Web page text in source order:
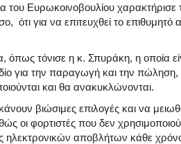
Ευρωκοινοβουλίου χαρακτήρισε
ότι για να επιτευχθεί το
όπως τόνισε η κ. Σπυράκη, η οποία
για την παραγωγή και την
και θα ανακυκλώνονται.
βιώσιμες επιλογές και να
οι φορτιστές που δεν
ηλεκτρονικών αποβλήτων κάθε